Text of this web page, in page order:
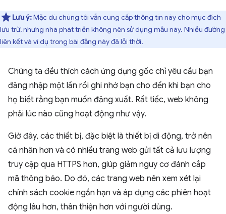
Lưu ý:Mặc dù chúng tôi vẫn cung cấp thông tin này cho mục đích
lưu trữ, nhưng nhà phát triển không nên sử dụng mẫu này. Nhiều đường
liên kết và ví dụ trong bài đăng này đã lỗi thời.
Chúng ta đều thích cách ứng dụng gốc chỉ yêu cầu bạn
đăng nhập một lần rồi ghi nhớ bạn cho đến khi bạn cho
họ biết rằng bạn muốn đăng xuất. Rất tiếc, web không
phải lúc nào cũng hoạt động như vậy.
Giờ đây, các thiết bị, đặc biệt là thiết bị di động, trở nên
cá nhân hơn và có nhiều trang web gửi tất cả lưu lượng
truy cập qua HTTPS hơn, giúp giảm nguy cơ đánh cắp
mã thông báo. Do đó, các trang web nên xem xét lại
chính sách cookie ngắn hạn và áp dụng các phiên hoạt
động lâu hơn, thân thiện hơn với người dùng.